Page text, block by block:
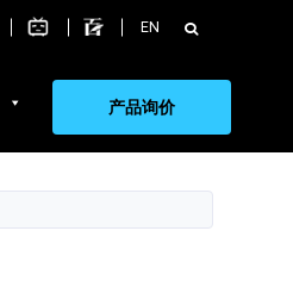
EN 搜
索：
产品询价